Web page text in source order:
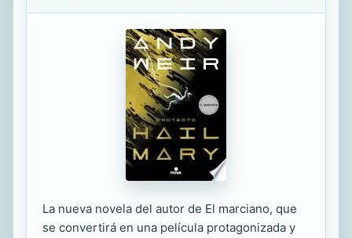
La nueva novela del autor de El marciano, que
se convertirá en una película protagonizada y